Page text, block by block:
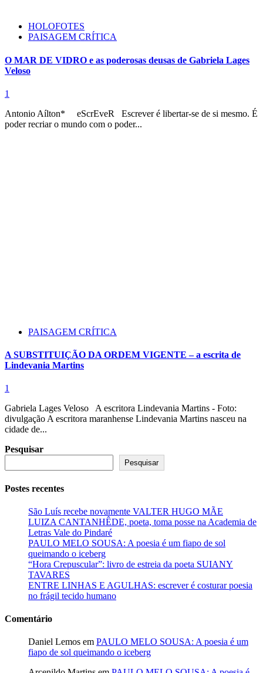
HOLOFOTES
PAISAGEM CRÍTICA
O MAR DE VIDRO e as poderosas deusas de Gabriela Lages
Veloso
1
Antonio Aílton* eScrEveR Escrever é libertar-se de si mesmo. É
poder recriar o mundo com o poder...
PAISAGEM CRÍTICA
A SUBSTITUIÇÃO DA ORDEM VIGENTE – a escrita de
Lindevania Martins
1
Gabriela Lages Veloso A escritora Lindevania Martins - Foto:
divulgação A escritora maranhense Lindevania Martins nasceu na
cidade de...
Pesquisar
Pesquisar
Postes recentes
São Luís recebe novamente VALTER HUGO MÃE
LUIZA CANTANHÊDE, poeta, toma posse na Academia de
Letras Vale do Pindaré
PAULO MELO SOUSA: A poesia é um fiapo de sol
queimando o iceberg
“Hora Crepuscular”: livro de estreia da poeta SUIANY
TAVARES
ENTRE LINHAS E AGULHAS: escrever é costurar poesia
no frágil tecido humano
Comentário
Daniel Lemos em PAULO MELO SOUSA: A poesia é um
fiapo de sol queimando o iceberg